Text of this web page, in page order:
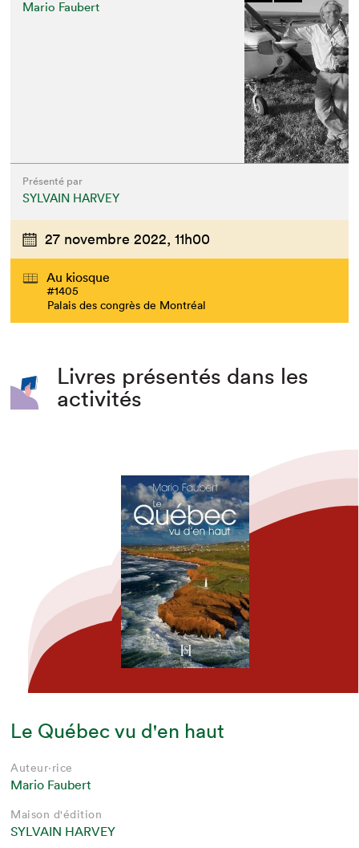
Mario Faubert
Présenté par
SYLVAIN HARVEY
27 novembre 2022, 11h00
Au kiosque
#1405
Palais des congrès de Montréal
Livres présentés dans les
activités
Le Québec vu d'en haut
Auteur·rice
Mario Faubert
Maison d'édition
SYLVAIN HARVEY